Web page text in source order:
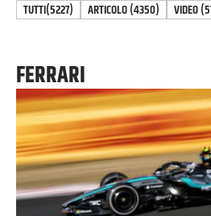
TUTTI(5227) ARTICOLO(4350) VIDEO(
FERRARI